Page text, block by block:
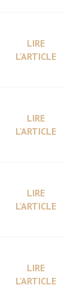
LIRE
L'ARTICLE
LIRE
L'ARTICLE
LIRE
L'ARTICLE
LIRE
L'ARTICLE